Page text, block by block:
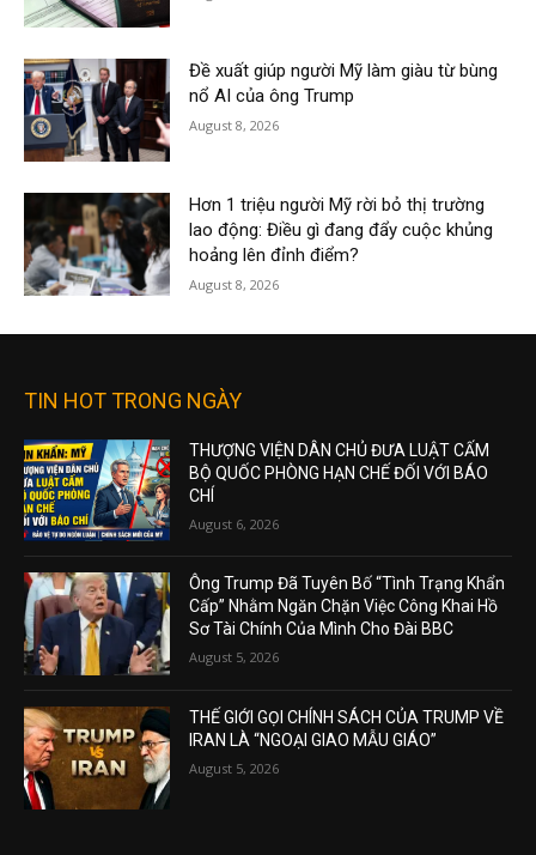
Đề xuất giúp người Mỹ làm giàu từ bùng
nổ AI của ông Trump
August 8, 2026
Hơn 1 triệu người Mỹ rời bỏ thị trường
lao động: Điều gì đang đẩy cuộc khủng
hoảng lên đỉnh điểm?
August 8, 2026
TIN HOT TRONG NGÀY
THƯỢNG VIỆN DÂN CHỦ ĐƯA LUẬT CẤM
BỘ QUỐC PHÒNG HẠN CHẾ ĐỐI VỚI BÁO
CHÍ
August 6, 2026
Ông Trump Đã Tuyên Bố “Tình Trạng Khẩn
Cấp” Nhằm Ngăn Chặn Việc Công Khai Hồ
Sơ Tài Chính Của Mình Cho Đài BBC
August 5, 2026
THẾ GIỚI GỌI CHÍNH SÁCH CỦA TRUMP VỀ
IRAN LÀ “NGOẠI GIAO MẪU GIÁO”
August 5, 2026